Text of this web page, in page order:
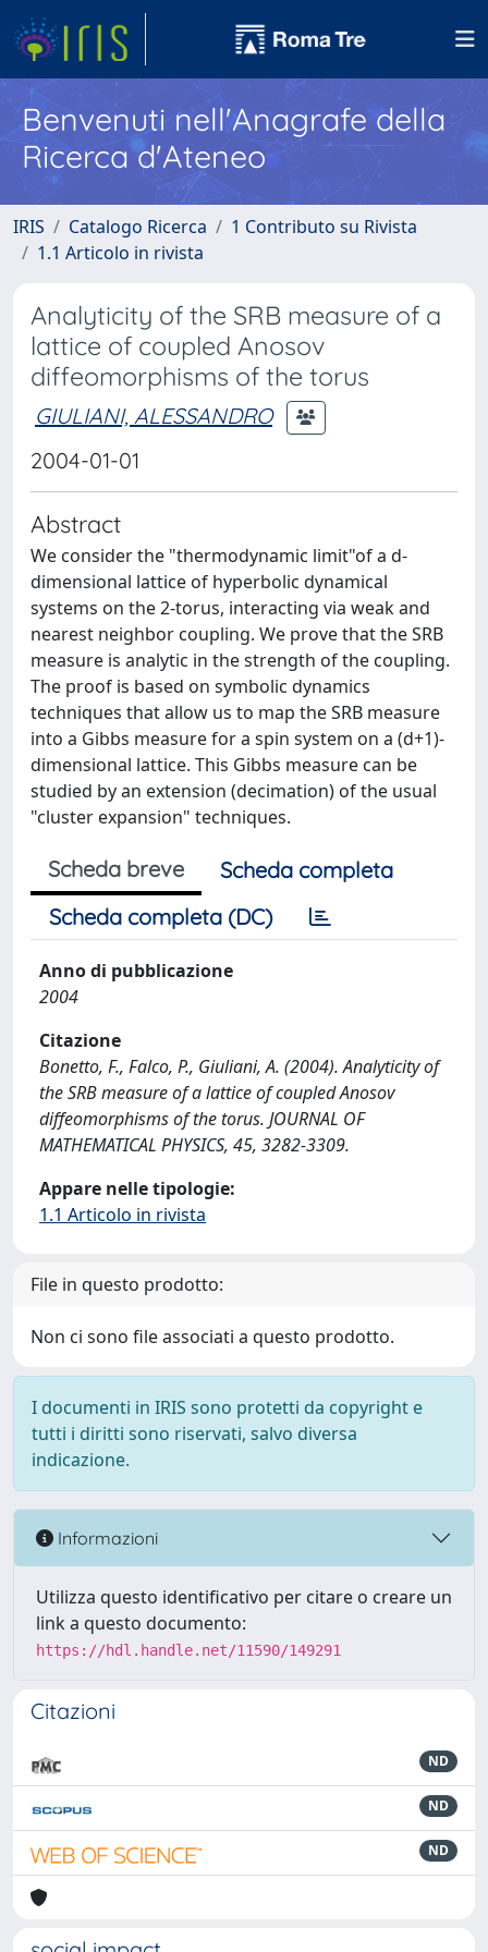
Benvenuti nell'Anagrafe della
Ricerca d'Ateneo
IRIS Catalogo Ricerca
1 Contributo su Rivista
1.1 Articolo in rivista
Analyticity of the SRB measure of a
lattice of coupled Anosov
diffeomorphisms of the torus
GIULIANI, ALESSANDRO
2004-01-01
Abstract
We consider the "thermodynamic limit"of a d-
dimensional lattice of hyperbolic dynamical
systems on the 2-torus, interacting via weak and
nearest neighbor coupling. We prove that the SRB
measure is analytic in the strength of the coupling.
The proof is based on symbolic dynamics
techniques that allow us to map the SRB measure
into a Gibbs measure for a spin system on a (d+1)-
dimensional lattice. This Gibbs measure can be
studied by an extension (decimation) of the usual
"cluster expansion" techniques.
Scheda breve
Scheda completa
Scheda completa (DC)
Anno di pubblicazione
2004
Citazione
Bonetto, F., Falco, P., Giuliani, A. (2004). Analyticity of
the SRB measure of a lattice of coupled Anosov
diffeomorphisms of the torus. JOURNAL OF
MATHEMATICAL PHYSICS, 45, 3282-3309.
Appare nelle tipologie:
1.1 Articolo in rivista
File in questo prodotto:
Non ci sono file associati a questo prodotto.
I documenti in IRIS sono protetti da copyright e
tutti i diritti sono riservati, salvo diversa
indicazione.
Informazioni
Utilizza questo identificativo per citare o creare un
link a questo documento:
https://hdl.handle.net/11590/149291
Citazioni
ND
ND
ND